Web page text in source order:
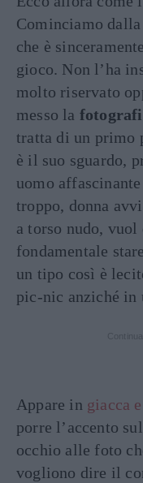
Cominciamo
che è
gioco. Non l’ha
molto riservato
messo la
tratta di un primo
è il suo sguardo,
uomo
troppo, donna
a torso nudo,
fondamentale
un tipo così è
pic-nic anziché in
Appare in giacca
porre l’accento
occhio alle foto
vogliono dire il